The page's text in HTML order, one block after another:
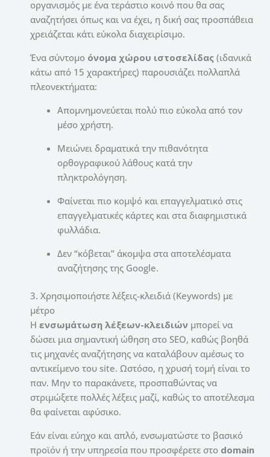
οργανισμός με ένα τεράστιο κοινό που θα σας
αναζητήσει όπως και να έχει, η δική σας προσπάθεια
χρειάζεται κάτι εύκολα διαχειρίσιμο.
Ένα σύντομο όνομα χώρου ιστοσελίδας (ιδανικά
κάτω από 15 χαρακτήρες) παρουσιάζει πολλαπλά
πλεονεκτήματα:
Απομνημονεύεται πολύ πιο εύκολα από τον
μέσο χρήστη.
Μειώνει δραματικά την πιθανότητα
ορθογραφικού λάθους κατά την
πληκτρολόγηση.
Φαίνεται πιο κομψό και επαγγελματικό στις
επαγγελματικές κάρτες και στα διαφημιστικά
φυλλάδια.
Δεν “κόβεται” άκομψα στα αποτελέσματα
αναζήτησης της Google.
3. Χρησιμοποιήστε λέξεις-κλειδιά (Keywords) με
μέτρο
Η ενσωμάτωση λέξεων-κλειδιών μπορεί να
δώσει μια σημαντική ώθηση στο SEO, καθώς βοηθά
τις μηχανές αναζήτησης να καταλάβουν αμέσως το
αντικείμενο του site. Ωστόσο, η χρυσή τομή είναι το
παν. Μην το παρακάνετε, προσπαθώντας να
στριμώξετε πολλές λέξεις μαζί, καθώς το αποτέλεσμα
θα φαίνεται αφύσικο.
Εάν είναι εύηχο και απλό, ενσωματώστε το βασικό
προϊόν ή την υπηρεσία που προσφέρετε στο domain